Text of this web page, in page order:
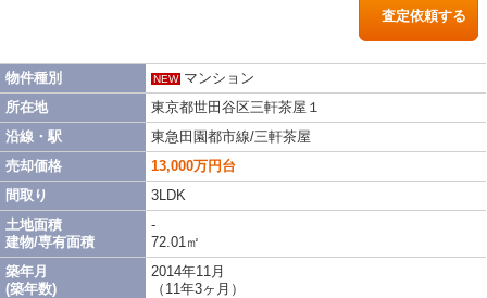
査定依頼する
物件種別
所在地
沿線・駅
売却価格
間取り
土地面積
建物/専有面積
築年月
(築年数)
NEW マンション
東京都世田谷区三軒茶屋１
東急田園都市線/三軒茶屋
13,000万円台
3LDK
-
72.01㎡
2014年11月
（11年3ヶ月）